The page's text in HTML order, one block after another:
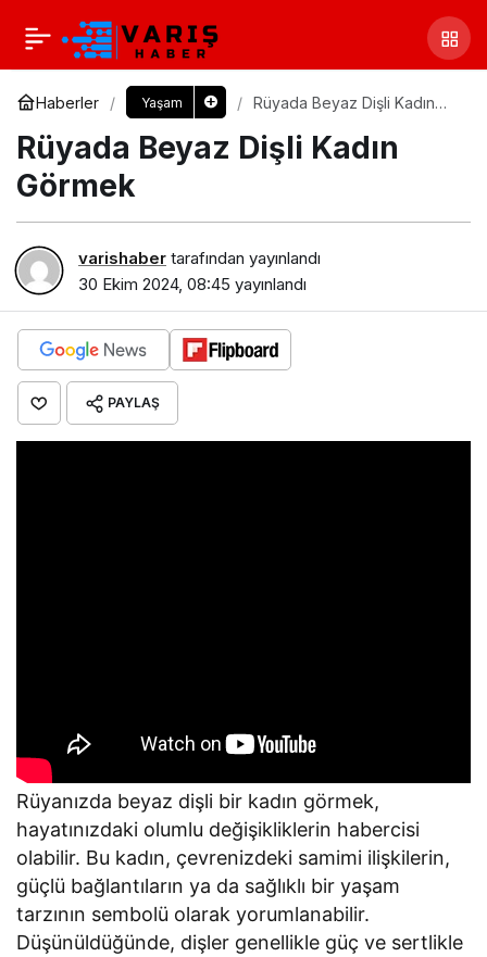
Haberler Yaşam
Rüyada Beyaz Dişli Kadın
Rüyada Beyaz Dişli Kadın
Görmek​
varishaber tarafından yayınlandı
30 Ekim 2024, 08:45 yayınlandı
PAYLAŞ
Rüyanızda beyaz dişli bir kadın görmek,
hayatınızdaki olumlu değişikliklerin habercisi
olabilir. Bu kadın, çevrenizdeki samimi ilişkilerin,
güçlü bağlantıların ya da sağlıklı bir yaşam
tarzının sembolü olarak yorumlanabilir.
Düşünüldüğünde, dişler genellikle güç ve sertlikle